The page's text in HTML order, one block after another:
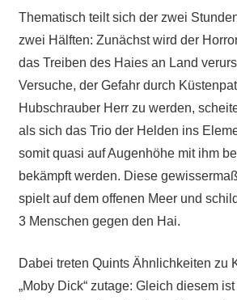
Thematisch teilt sich der zwei
zwei Hälften: Zunächst wird der
das Treiben des Haies an Land
Versuche, der Gefahr durch
Hubschrauber Herr zu werden,
als sich das Trio der Helden ins
somit quasi auf Augenhöhe mit ihm
bekämpft werden. Diese
spielt auf dem offenen Meer und
3 Menschen gegen den Hai.
Dabei treten Quints Ähnlichkeiten zu
„Moby Dick“ zutage: Gleich diesem